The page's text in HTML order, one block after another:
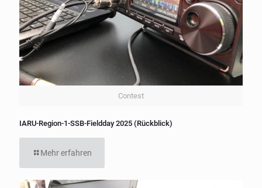
Contest
IARU-Region-1-SSB-Fieldday 2025 (Rückblick)
Mehr erfahren